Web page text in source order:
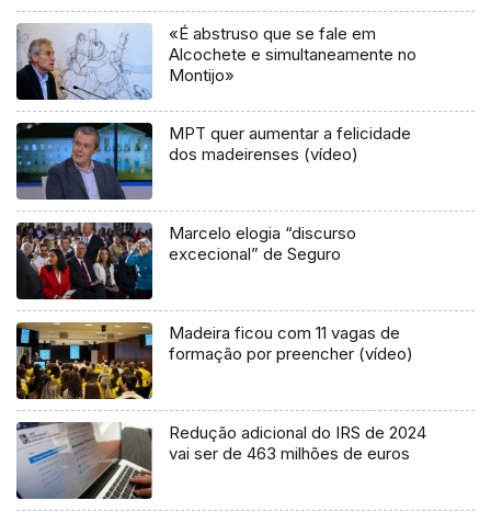
«É abstruso que se fale em
Alcochete e simultaneamente no
Montijo»
MPT quer aumentar a felicidade
dos madeirenses (vídeo)
Marcelo elogia “discurso
excecional” de Seguro
Madeira ficou com 11 vagas de
formação por preencher (vídeo)
Redução adicional do IRS de 2024
vai ser de 463 milhões de euros